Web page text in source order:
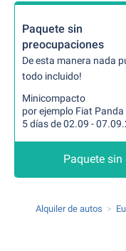
Paquete sin
preocupaciones
De esta manera nada
todo incluido!
Minicompacto
por ejemplo Fiat Panda
5 días de 02.09 -
Paquete
Alquiler de autos